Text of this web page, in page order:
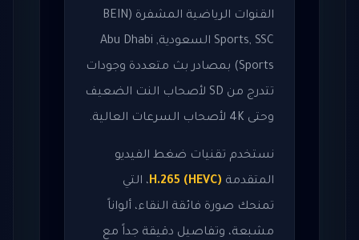
القنوات الرياضية المشفرة (BEIN
Sports, SSC السعودية, Abu Dhabi
Sports) بمصادر بث متعددة وجودات
تتدرج من SD لأصحاب النت الضعيف
وحتى 4K لأصحاب السرعات العالية.
نستخدم تقنيات ضغط الفيديو
المتقدمة H.265 (HEVC)، التي
تمنحك صورة فائقة النقاء، ألواناً
مشبعة، وتفاصيل دقيقة جداً مع